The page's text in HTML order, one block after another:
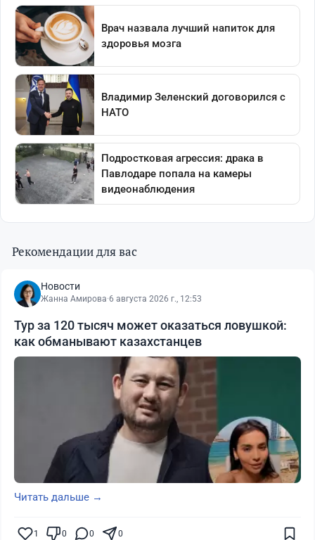
Рекомендации для вас
Новости
Жанна Амирова·6 августа 2026 г., 12:53
Тур за 120 тысяч может оказаться ловушкой:
как обманывают казахстанцев
Читать дальше →
1 0 0 0